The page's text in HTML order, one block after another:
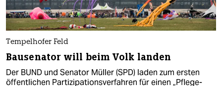
Tempelhofer Feld
Bausenator will beim Volk landen
Der BUND und Senator Müller (SPD) laden zum ersten
öffentlichen Partizipationsverfahren für einen „Pflege-